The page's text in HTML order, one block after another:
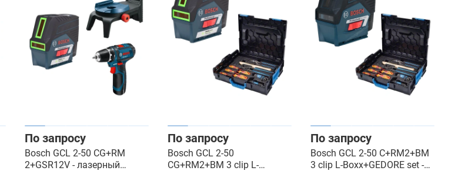
По запросу
Bosch GCL 2-50 CG+RM
2+GSR12V - лазерный
По запросу
Bosch GCL 2-50
CG+RM2+BM 3 clip L-
По запросу
Bosch GCL 2-50 C+RM2+BM
3 clip L-Boxx+GEDORE set -